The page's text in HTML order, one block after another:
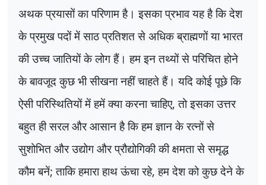
अथक प्रयासों का परिणाम है। इसका प्रभाव यह है कि देश
के प्रमुख पदों में साठ प्रतिशत से अधिक ब्राह्मणों या भारत
की उच्च जातियों के लोग हैं। हम इन तथ्यों से परिचित होने
के बावजूद कुछ भी सीखना नहीं चाहते हैं। यदि कोई पूछे कि
ऐसी परिस्थितियों में हमें क्या करना चाहिए,तो इसका उत्तर
बहुत ही सरल और आसान है कि हम ज्ञान के रत्नों से
सुशोभित और उद्योग और प्रौद्योगिकी की क्षमता से समृद्ध
कौम बनें;ताकि हमारा हाथ ऊंचा रहे,हम देश को कुछ देने के